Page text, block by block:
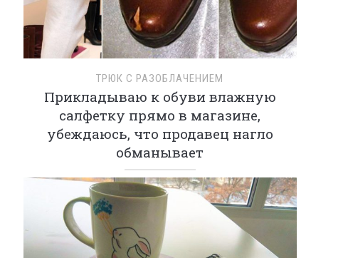
ТРЮК С РАЗОБЛАЧЕНИЕМ
Прикладываю к обуви влажную
салфетку прямо в магазине,
убеждаюсь, что продавец нагло
обманывает